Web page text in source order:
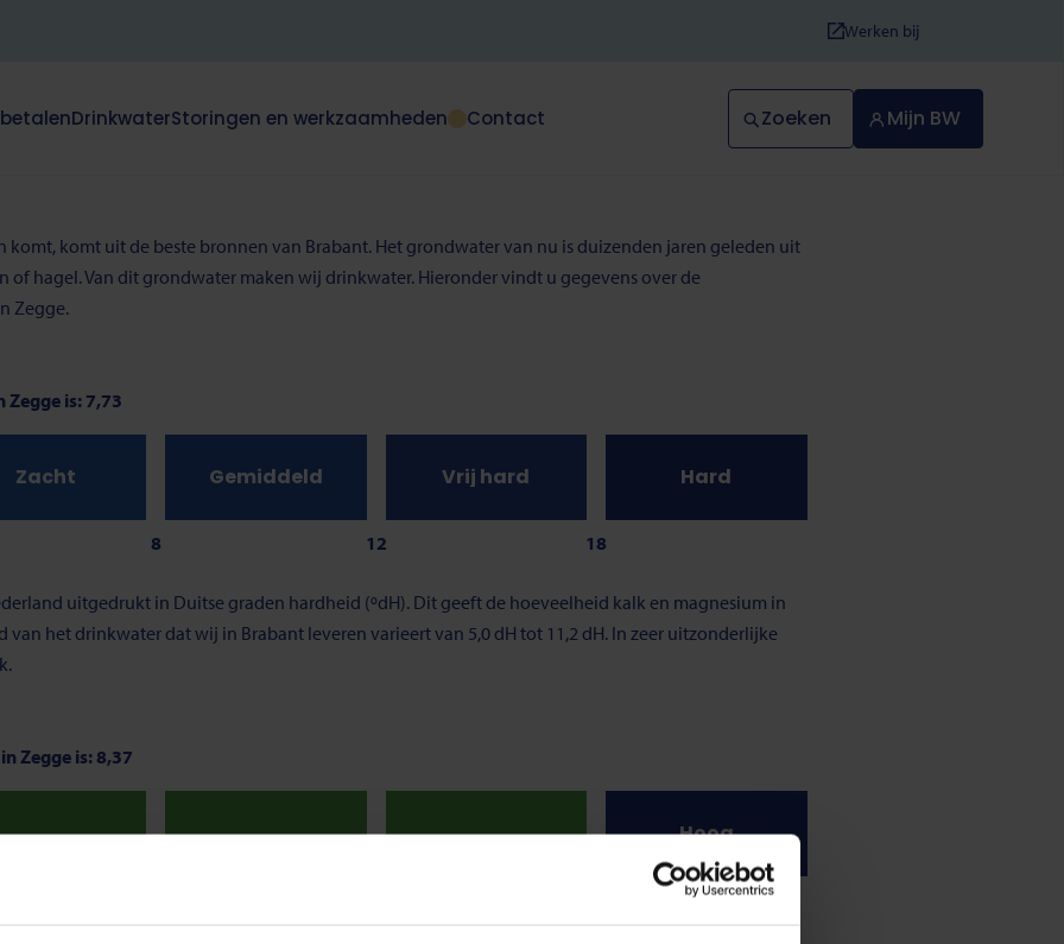
Drinkwater
Dit
open
of
Storingen en werkzaamheden Contact
Werken bij
Zoeken Mijn BW
komt, komt uit de beste bronnen van Brabant. Het grondwater van nu is duizenden jaren geleden uit
of hagel. Van dit grondwater maken wij drinkwater. Hieronder vindt u gegevens over de
Zegge.
is: 7,73
Zacht
8
Gemiddeld
12
Vrij hard
18
Hard
uitgedrukt in Duitse graden hardheid (ºdH). Dit geeft de hoeveelheid kalk en magnesium in
het drinkwater dat wij in Brabant leveren varieert van 5,0 dH tot 11,2 dH. In zeer uitzonderlijke
Zegge is: 8,37
Neutraal Neutraal Neutraal Hoog